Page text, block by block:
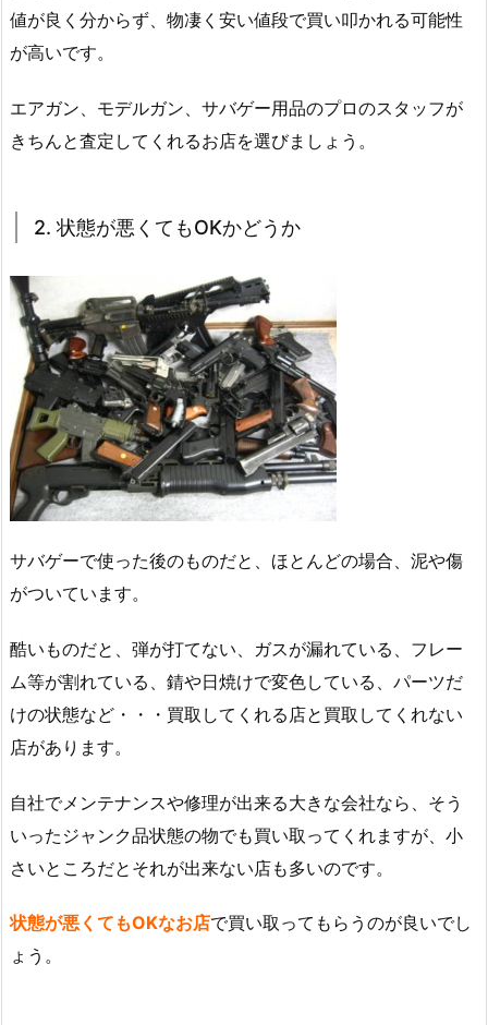
値が良く分からず、物凄く安い値段で買い叩かれる可能性
が高いです。
エアガン、モデルガン、サバゲー用品のプロのスタッフが
きちんと査定してくれるお店を選びましょう。
2. 状態が悪くてもOKかどうか
サバゲーで使った後のものだと、ほとんどの場合、泥や傷
がついています。
酷いものだと、弾が打てない、ガスが漏れている、フレー
ム等が割れている、錆や日焼けで変色している、パーツだ
けの状態など・・・買取してくれる店と買取してくれない
店があります。
自社でメンテナンスや修理が出来る大きな会社なら、そう
いったジャンク品状態の物でも買い取ってくれますが、小
さいところだとそれが出来ない店も多いのです。
状態が悪くてもOKなお店で買い取ってもらうのが良いでし
ょう。